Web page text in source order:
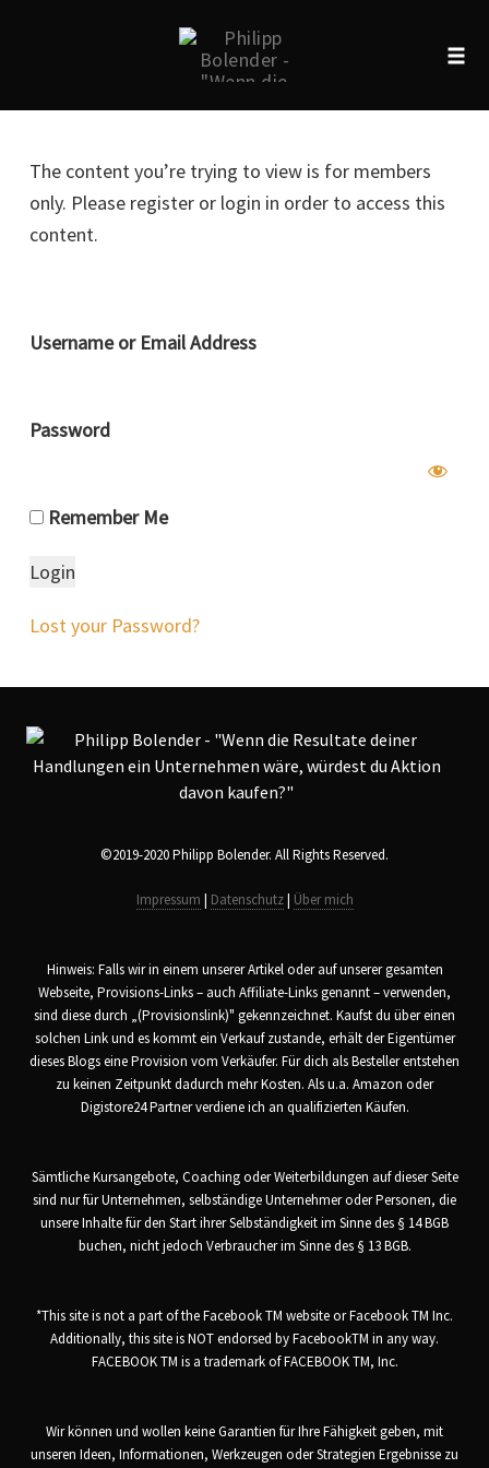
The content you’re trying to view is for members
only. Please register or login in order to access this
content.
Username or Email Address
Password
Remember Me
Lost your Password?
©2019-2020 Philipp Bolender. All Rights Reserved.
Impressum | Datenschutz| Über mich
Hinweis: Falls wir in einem unserer Artikel oder auf unserer gesamten
Webseite, Provisions-Links – auch Affiliate-Links genannt – verwenden,
sind diese durch „(Provisionslink)" gekennzeichnet. Kaufst du über einen
solchen Link und es kommt ein Verkauf zustande, erhält der Eigentümer
dieses Blogs eine Provision vom Verkäufer. Für dich als Besteller entstehen
zu keinen Zeitpunkt dadurch mehr Kosten. Als u.a. Amazon oder
Digistore24 Partner verdiene ich an qualifizierten Käufen.
Sämtliche Kursangebote, Coaching oder Weiterbildungen auf dieser Seite
sind nur für Unternehmen, selbständige Unternehmer oder Personen, die
unsere Inhalte für den Start ihrer Selbständigkeit im Sinne des § 14 BGB
buchen, nicht jedoch Verbraucher im Sinne des § 13 BGB.
*This site is not a part of the Facebook TM website or Facebook TM Inc.
Additionally, this site is NOT endorsed by FacebookTM in any way.
FACEBOOK TM is a trademark of FACEBOOK TM, Inc.
Wir können und wollen keine Garantien für Ihre Fähigkeit geben, mit
unseren Ideen, Informationen, Werkzeugen oder Strategien Ergebnisse zu